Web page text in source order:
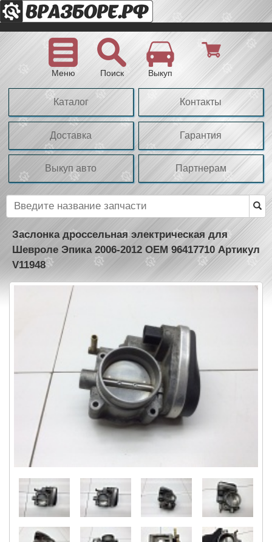
Меню Поиск Выкуп
Каталог Контакты
Доставка Гарантия
Выкуп авто Партнерам
Заслонка дроссельная электрическая для
Шевроле Эпика 2006-2012 OEM 96417710 Артикул
V11948